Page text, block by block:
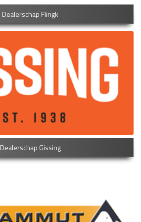
Dealerschap Flingk
Dealerschap Gissing